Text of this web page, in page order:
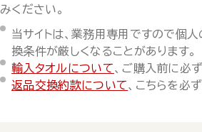
みください。
当サイトは、業務用専用ですので個
換条件が厳しくなることがあります。
輸入タオルについて、ご購入前に必
返品交換約款について、こちらを必